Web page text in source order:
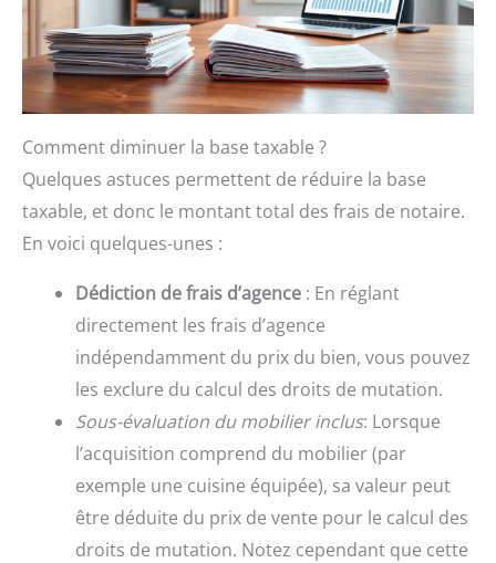
Comment diminuer la base taxable ?
Quelques astuces permettent de réduire la base
taxable, et donc le montant total des frais de notaire.
En voici quelques-unes :
Dédiction de frais d’agence : En réglant
directement les frais d’agence
indépendamment du prix du bien, vous pouvez
les exclure du calcul des droits de mutation.
Sous-évaluation du mobilier inclus: Lorsque
l’acquisition comprend du mobilier (par
exemple une cuisine équipée), sa valeur peut
être déduite du prix de vente pour le calcul des
droits de mutation. Notez cependant que cette